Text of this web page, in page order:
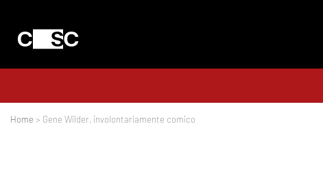
Home > Gene Wilder, involontariamente comico